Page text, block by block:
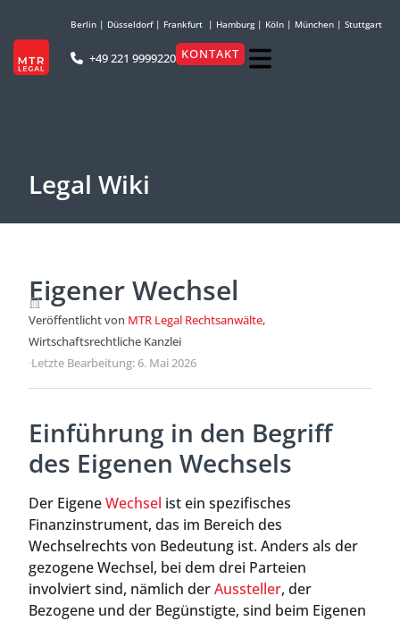
Berlin | Düsseldorf| Frankfurt | Hamburg| Köln | München | Stuttgart
+49 221 9999220 KONTAKT
Legal Wiki
Eigener Wechsel
Veröffentlicht von MTR Legal Rechtsanwälte,
Wirtschaftsrechtliche Kanzlei
·Letzte Bearbeitung: 6. Mai 2026
Einführung in den Begriff
des Eigenen Wechsels
Der EigeneWechsel ist ein spezifisches
Finanzinstrument, das im Bereich des
Wechselrechts von Bedeutung ist. Anders als der
gezogene Wechsel, bei dem drei Parteien
involviert sind, nämlich derAussteller, der
Bezogene und der Begünstigte, sind beim Eigenen